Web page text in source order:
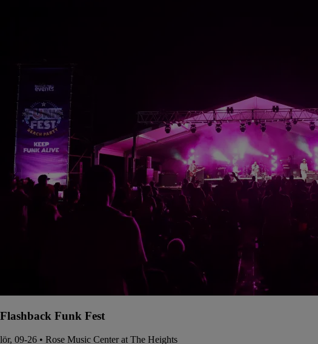
Flashback Funk Fest
lör, 09-26 • Rose Music Center at The Heights